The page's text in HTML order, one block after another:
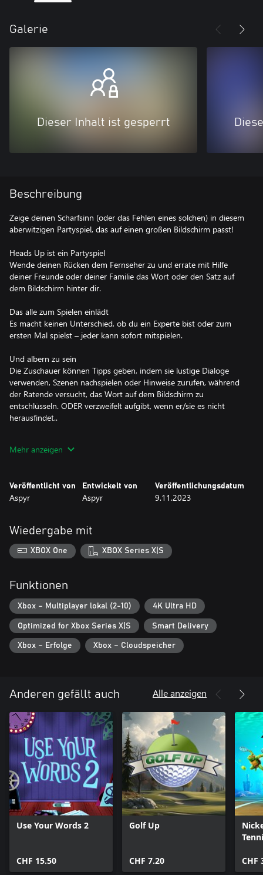
Galerie
Dieser Inhalt ist gesperrt
Beschreibung
Zeige deinen Scharfsinn (oder das Fehlen eines solchen) in diesem
aberwitzigen Partyspiel, das auf einen großen Bildschirm passt!
Heads Up ist ein Partyspiel
Wende deinen Rücken dem Fernseher zu und errate mit Hilfe
deiner Freunde oder deiner Familie das Wort oder den Satz auf
dem Bildschirm hinter dir.
Das alle zum Spielen einlädt
Es macht keinen Unterschied, ob du ein Experte bist oder zum
ersten Mal spielst – jeder kann sofort mitspielen.
Und albern zu sein
Die Zuschauer können Tipps geben, indem sie lustige Dialoge
verwenden, Szenen nachspielen oder Hinweise zurufen, während
der Ratende versucht, das Wort auf dem Bildschirm zu
entschlüsseln. ODER verzweifelt aufgibt, wenn er/sie es nicht
herausfindet..
Es gibt über 90 Kartendecks, die Popkultur, Filme, Trivia,
Mehr anzeigen
Veröffentlicht von
Aspyr
Entwickelt von
Aspyr
Veröffentlichungsdatum
9.11.2023
Wiedergabe mit
XBOX One XBOX Series X|S
Funktionen
Xbox – Multiplayer lokal (2-10) 4K Ultra HD
Optimized for Xbox Series X|S Smart Delivery
Xbox – Erfolge Xbox – Cloudspeicher
Anderen gefällt auch Alle anzeigen
Use Your Words 2
CHF 15.50
Golf Up
CHF 7.20 CHF